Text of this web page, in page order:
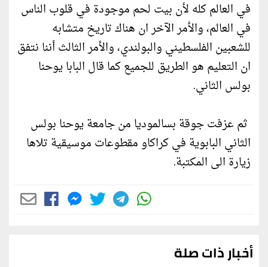
في العالم كله لأن بيت لحم موجودة في قلوب الناس
في العالم، والأمر الآخر ان هناك تاريخ متشابه
للشعبين الفلسطيني والبولندي، والأمر الثالث أننا نتفق
ان التعليم هو الطريق للجميع كما قال البابا يوحنا
بولس الثاني.
ثم عزفت جوقة بسالموديا من جامعة يوحنا بولس
الثاني البابوية في كراكاو مقطوعات موسيقية تلاها
زيارة الى المكتبة.
أخبار ذات صلة